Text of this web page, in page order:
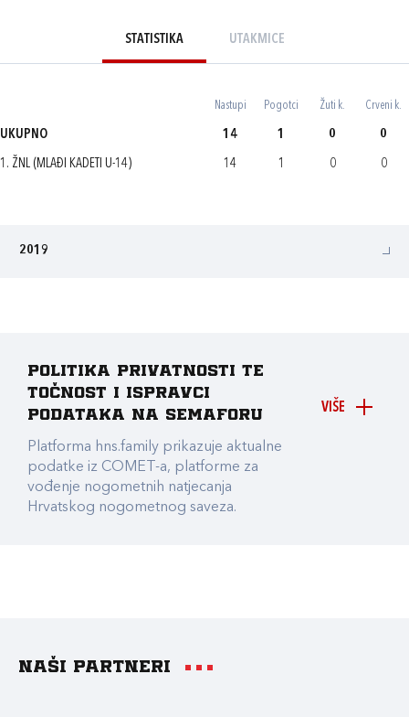
STATISTIKA UTAKMICE
Nastupi Pogotci Žuti k. Crveni k.
UKUPNO 14 1 0 0
1. ŽNL (MLAĐI KADETI U-14) 14 1 0 0
2019
VIŠE
Politika privatnosti te
točnost i ispravci
podataka na Semaforu
Platforma hns.family prikazuje aktualne
podatke iz COMET-a, platforme za
vođenje nogometnih natjecanja
Hrvatskog nogometnog saveza.
Naši partneri